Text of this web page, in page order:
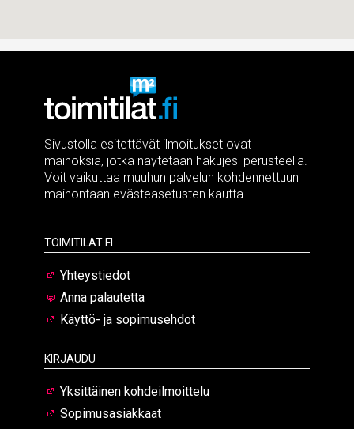
Sivustolla esitettävät ilmoitukset ovat
mainoksia, jotka näytetään hakujesi perusteella.
Voit vaikuttaa muuhun palvelun kohdennettuun
mainontaan evästeasetusten kautta.
Toimitilat.fi
Yhteystiedot
Anna palautetta
Käyttö- ja sopimusehdot
Kirjaudu
Yksittäinen kohdeilmoittelu
Sopimusasiakkaat